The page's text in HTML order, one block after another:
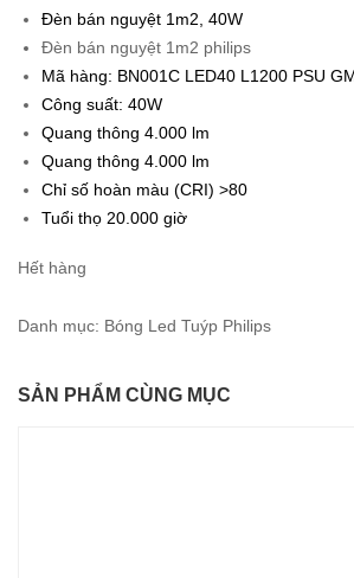
là:
375.000₫.
tại
là:
217.000₫.
Đèn bán nguyệt 1m2, 40W
Đèn bán nguyệt 1m2 philips
Mã hàng: BN001C LED40 L1200 PSU
Công suất: 40W
Quang thông 4.000 lm
Quang thông 4.000 lm
Chỉ số hoàn màu (CRI) >80
Tuổi thọ 20.000 giờ
Hết hàng
Danh mục: Bóng Led Tuýp Philips
SẢN PHẨM CÙNG MỤC